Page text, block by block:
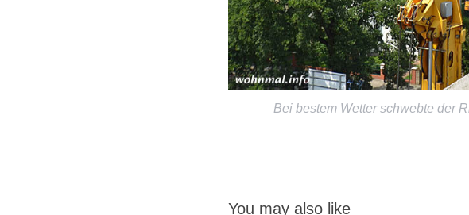
Bei bestem Wetter schwebte der
You may also like